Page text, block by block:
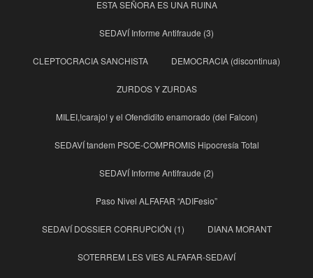
ESTA SEÑORA ES UNA RUINA
SEDAVÍ Informe Antifraude (3)
CLEPTOCRACIA SANCHISTA DEMOCRACIA (discontinua)
ZURDOS Y ZURDAS
MILEI,!carajo! y el Ofendidito enamorado (del Falcon)
SEDAVÍ tandem PSOE-COMPROMIS Hipocresía Total
SEDAVÍ Informe Antifraude (2)
Paso Nivel ALFAFAR “ADIFesio”
SEDAVÍ DOSSIER CORRUPCIÓN (1) DIANA MORANT
SOTERREM LES VIES ALFAFAR-SEDAVÍ